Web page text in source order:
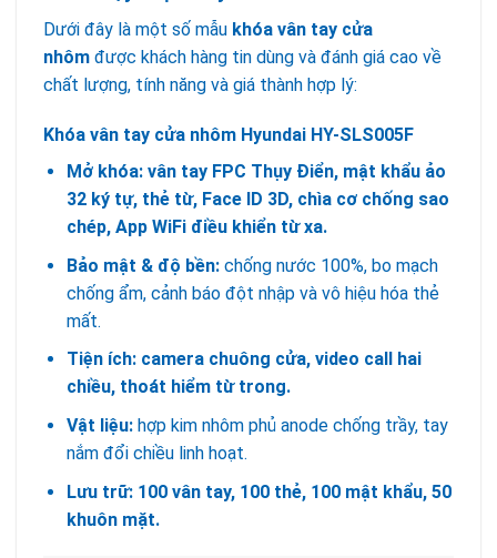
Dưới đây là một số mẫu khóa vân tay cửa
nhôm được khách hàng tin dùng và đánh giá cao về
chất lượng, tính năng và giá thành hợp lý:
Khóa vân tay cửa nhôm Hyundai HY-SLS005F
Mở khóa: vân tay FPC Thụy Điển, mật khẩu ảo
32 ký tự, thẻ từ, Face ID 3D, chìa cơ chống sao
chép, App WiFi điều khiển từ xa.
Bảo mật & độ bền:chống nước 100%, bo mạch
chống ẩm, cảnh báo đột nhập và vô hiệu hóa thẻ
mất.
Tiện ích: camera chuông cửa, video call hai
chiều, thoát hiểm từ trong.
Vật liệu:hợp kim nhôm phủ anode chống trầy, tay
nắm đổi chiều linh hoạt.
Lưu trữ: 100 vân tay, 100 thẻ, 100 mật khẩu, 50
khuôn mặt.